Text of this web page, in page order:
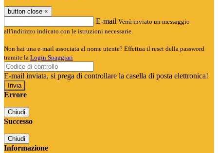
button close ×
E-mail Verrà inviato un messaggio
all'indirizzo indicato con le istruzioni necessarie.
Non hai una e-mail associata al nome utente? Effettua il reset della password
tramite la Login Spaggiari
E-mail inviata, si prega di controllare la casella di posta elettronica!
Errore
Chiudi
Successo
Chiudi
Informazione